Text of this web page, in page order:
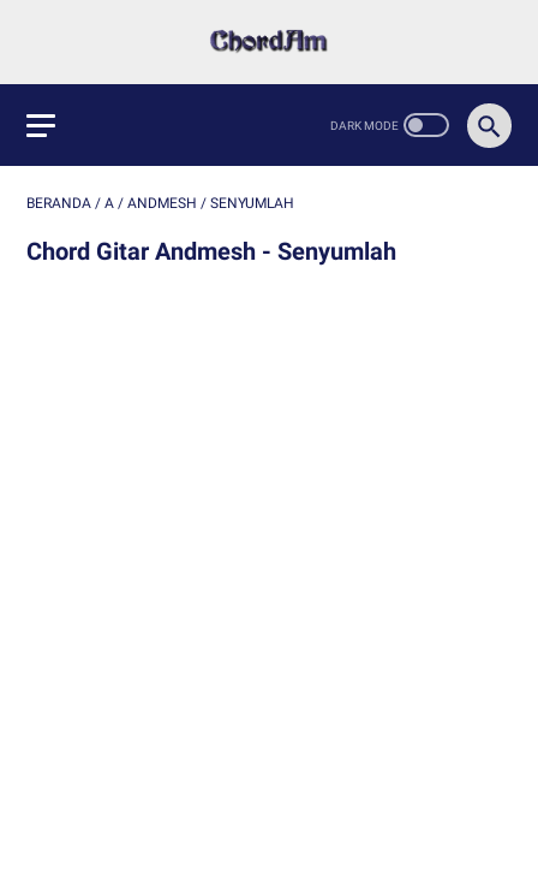
BERANDA / A / ANDMESH / SENYUMLAH
Chord Gitar Andmesh - Senyumlah